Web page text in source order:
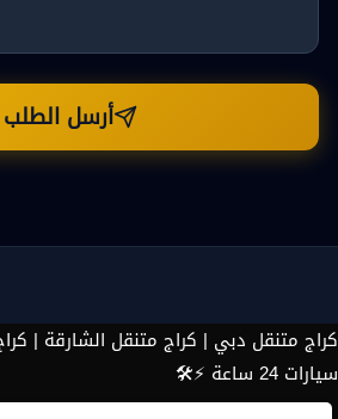
أرسل الطلب
كراج متنقل دبي | كراج متنقل الشارقة |
سيارات 24 ساعة ⚡️🛠